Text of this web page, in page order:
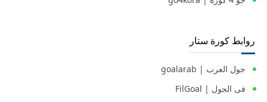
روابط كورة ستار
جول العرب | goalarab
فى الجول | FilGoal